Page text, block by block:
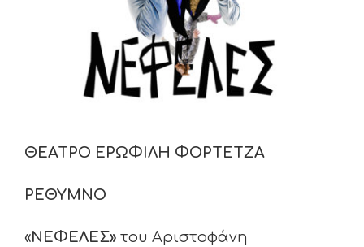
ΘΕΑΤΡΟ ΕΡΩΦΙΛΗ ΦΟΡΤΕΤΖΑ
ΡΕΘΥΜΝΟ
«ΝΕΦΕΛΕΣ» του Αριστοφάνη